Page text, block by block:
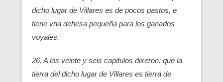
dicho lugar de Villares es de pocos pastos, e
tiene vna dehesa pequeña para los ganados
voyales.
26. A los veinte y seis capitulos dixeron: que la
tierra del dicho lugar de Villares es tierra de